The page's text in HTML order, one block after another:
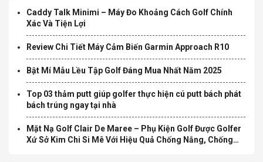
Caddy Talk Minimi – Máy Đo Khoảng Cách Golf Chính
Xác Và Tiện Lợi
Review Chi Tiết Máy Cảm Biến Garmin Approach R10
Bật Mí Mẫu Lều Tập Golf Đáng Mua Nhất Năm 2025
Top 03 thảm putt giúp golfer thực hiện cú putt bách phát
bách trúng ngay tại nhà
Mặt Nạ Golf Clair De Maree – Phụ Kiện Golf Được Golfer
Xứ Sở Kim Chi Si Mê Với Hiệu Quả Chống Nắng, Chống